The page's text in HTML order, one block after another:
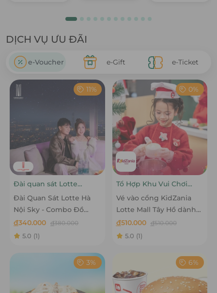
DỊCH VỤ ƯU ĐÃI
e-Voucher e-Gift e-Ticket
11%
Đài quan sát Lotte
Center
Đài Quan Sát Lotte Hà
Nội Sky - Combo Đồ
uống và Quà lưu niệm
cho Người lớn
đ340.000 đ380.000
5.0 (1)
0%
Tổ Hợp Khu Vui Chơi
KidZania Lotte Mall Tây
Vé vào cổng KidZania
Lotte Mall Tây Hồ dành
cho Trẻ em cả ngày - Áp
dụng Thứ 7, Chủ nhật, Lễ
đ510.000 đ510.000
5.0 (1)
3% 6%